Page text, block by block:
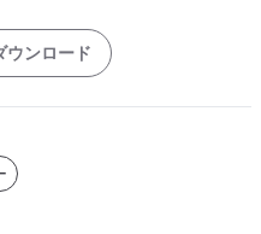
ウンロード